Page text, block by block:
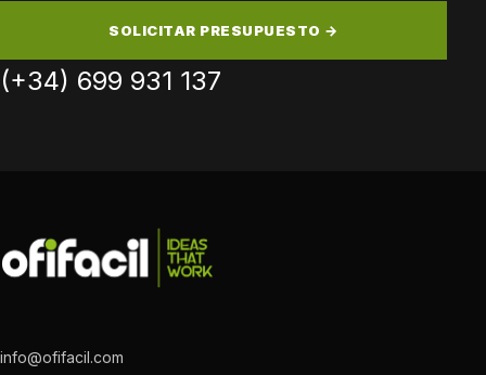
SOLICITAR PRESUPUESTO →
(+34) 699 931 137
info@ofifacil.com